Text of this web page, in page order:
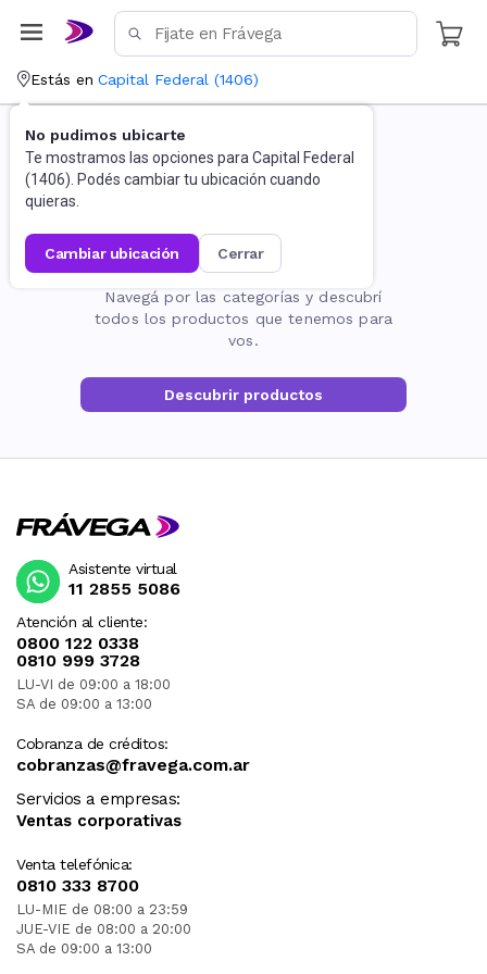
Estás en Capital Federal (1406)
No pudimos ubicarte
Te mostramos las opciones para Capital Federal
(1406). Podés cambiar tu ubicación cuando
quieras.
cambiar ubicación cerrar
La página no existe
Navegá por las categorías y descubrí
todos los productos que tenemos para
vos.
Descubrir productos
Atención al cliente:
0800 122 0338
0810 999 3728
LU-VI de 09:00 a 18:00
SA de 09:00 a 13:00
Cobranza de créditos:
cobranzas@fravega.com.ar
Servicios a empresas:
Ventas corporativas
Venta telefónica:
0810 333 8700
LU-MIE de 08:00 a 23:59
JUE-VIE de 08:00 a 20:00
SA de 09:00 a 13:00
Asistente virtual
11 2855 5086